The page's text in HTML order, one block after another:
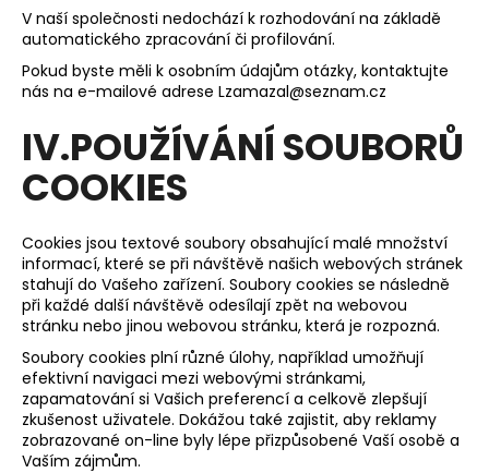
V naší společnosti nedochází k rozhodování na základě
automatického zpracování či profilování.
Pokud byste měli k osobním údajům otázky, kontaktujte
nás na e-mailové adrese Lzamazal@seznam.cz
IV.POUŽÍVÁNÍ SOUBORŮ
COOKIES
Cookies jsou textové soubory obsahující malé množství
informací, které se při návštěvě našich webových stránek
stahují do Vašeho zařízení. Soubory cookies se následně
při každé další návštěvě odesílají zpět na webovou
stránku nebo jinou webovou stránku, která je rozpozná.
Soubory cookies plní různé úlohy, například umožňují
efektivní navigaci mezi webovými stránkami,
zapamatování si Vašich preferencí a celkově zlepšují
zkušenost uživatele. Dokážou také zajistit, aby reklamy
zobrazované on-line byly lépe přizpůsobené Vaší osobě a
Vaším zájmům.